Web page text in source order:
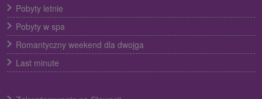
Pobyty letnie
Pobyty w spa
Romantyczny weekend dla dwojga
Last minute